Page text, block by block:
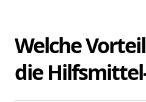
Welche
die